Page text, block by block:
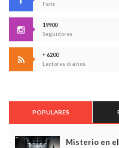
Fans
19900
Seguidores
+ 6200
Lectores diarios
POPULARES
Misterio en